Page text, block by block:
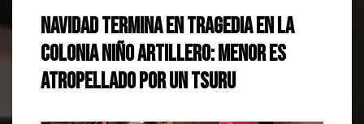
Navidad termina en tragedia en la
colonia Niño Artillero: Menor es
atropellado por un Tsuru